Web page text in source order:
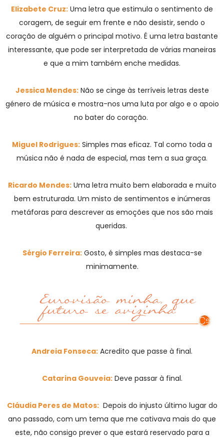
Elizabete Cruz: Uma letra que estimula o sentimento de
coragem, de seguir em frente e não desistir, sendo o
coração de alguém o principal motivo. É uma letra bastante
interessante, que pode ser interpretada de várias maneiras
e que a mim também enche medidas.
Jessica Mendes:Não se cinge às terríveis letras deste
género de música e mostra-nos uma luta por algo e o apoio
no bater do coração.
Miguel Rodrigues: Simples mas eficaz. Tal como toda a
música não é nada de especial, mas tem a sua graça.
Ricardo Mendes:Uma letra muito bem elaborada e muito
bem estruturada. Um misto de sentimentos e inúmeras
metáforas para descrever as emoções que nos são mais
queridas.
Sérgio Ferreira:Gosto, é simples mas destaca-se
minimamente.
Andreia Fonseca: Acredito que passe à final.
Catarina Gouveia:Deve passar à final.
Cláudia Peres de Matos:Depois do injusto último lugar do
ano passado, com um tema que me cativava mais do que
este, não consigo prever o que estará reservado para a